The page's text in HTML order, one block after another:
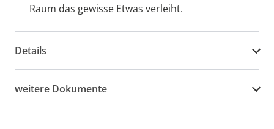
Raum das gewisse Etwas verleiht.
Details
weitere Dokumente